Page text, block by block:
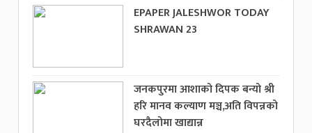
EPAPER JALESHWOR TODAY
SHRAWAN 23
जनकपुरमा आशाको दिपक बन्यो श्री
हरि मानव कल्याण मञ्च,अति विपन्नको
घरदैलोमा खाद्यान्न